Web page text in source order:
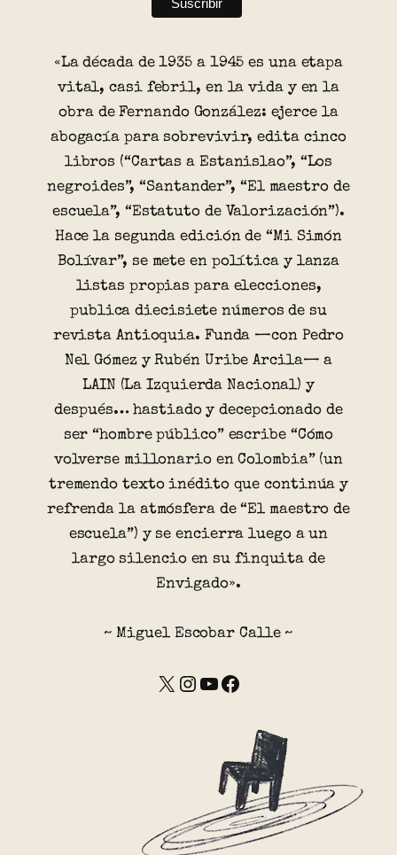
«La década de 1935 a 1945 es una etapa
vital, casi febril, en la vida y en la
obra de Fernando González: ejerce la
abogacía para sobrevivir, edita cinco
libros (“Cartas a Estanislao”, “Los
negroides”, “Santander”, “El maestro de
escuela”, “Estatuto de Valorización”).
Hace la segunda edición de “Mi Simón
Bolívar”, se mete en política y lanza
listas propias para elecciones,
publica diecisiete números de su
revista Antioquia. Funda —con Pedro
Nel Gómez y Rubén Uribe Arcila— a
LAIN (La Izquierda Nacional) y
después… hastiado y decepcionado de
ser “hombre público” escribe “Cómo
volverse millonario en Colombia” (un
tremendo texto inédito que continúa y
refrenda la atmósfera de “El maestro de
escuela”) y se encierra luego a un
largo silencio en su finquita de
Envigado».
~ Miguel Escobar Calle ~
X Instagram YouTube Facebook